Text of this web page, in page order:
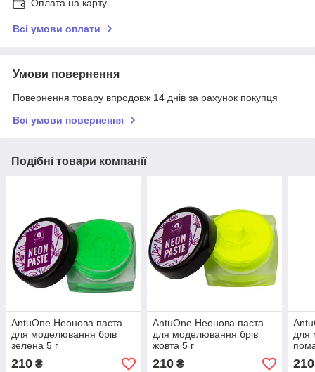
Оплата на карту
Всі умови оплати
Умови повернення
Повернення товару впродовж 14 днів за рахунок покупця
Всі умови повернення
Подібні товари компанії
AntuOne Неонова паста
для моделювання брів
зелена 5 г
210 ₴
AntuOne Неонова паста
для моделювання брів
жовта 5 г
210₴
для
210